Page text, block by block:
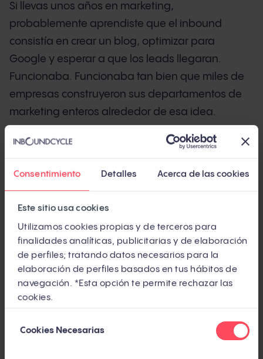
Consentimiento Detalles Acerca de las cookies
Este sitio usa cookies
Utilizamos cookies propias y de terceros para
finalidades analíticas, publicitarias y de elaboración
de perfiles; tratando datos necesarios para la
elaboración de perfiles basados en tus hábitos de
navegación. *Esta opción te permite rechazar las
cookies.
deCookies Necesarias
Si llevas unos años en marketing,
probablemente aprendiste que el inbound
consistía en crear un blog, optimizar para
Google y esperar a que los leads llegaran.
Funcionaba. Funcionaba tan bien que miles de
empresas construyeron sus departamentos de
marketing enteros alrededor de esa idea.
Pero el inbound que conocías ha cambiado. El
no generan ningún clic (SparkToro, 2024,
independiente). ChatGPT procesa entre 250 y
500 millones de consultas a la semana
(Similarweb, 2025, independiente). Y los
compradores B2B completan más del 70% de su
investigación antes de hablar con un comercial
(Forrester, independiente).
Significa que ha mutado. Y si tu estrategia sigue